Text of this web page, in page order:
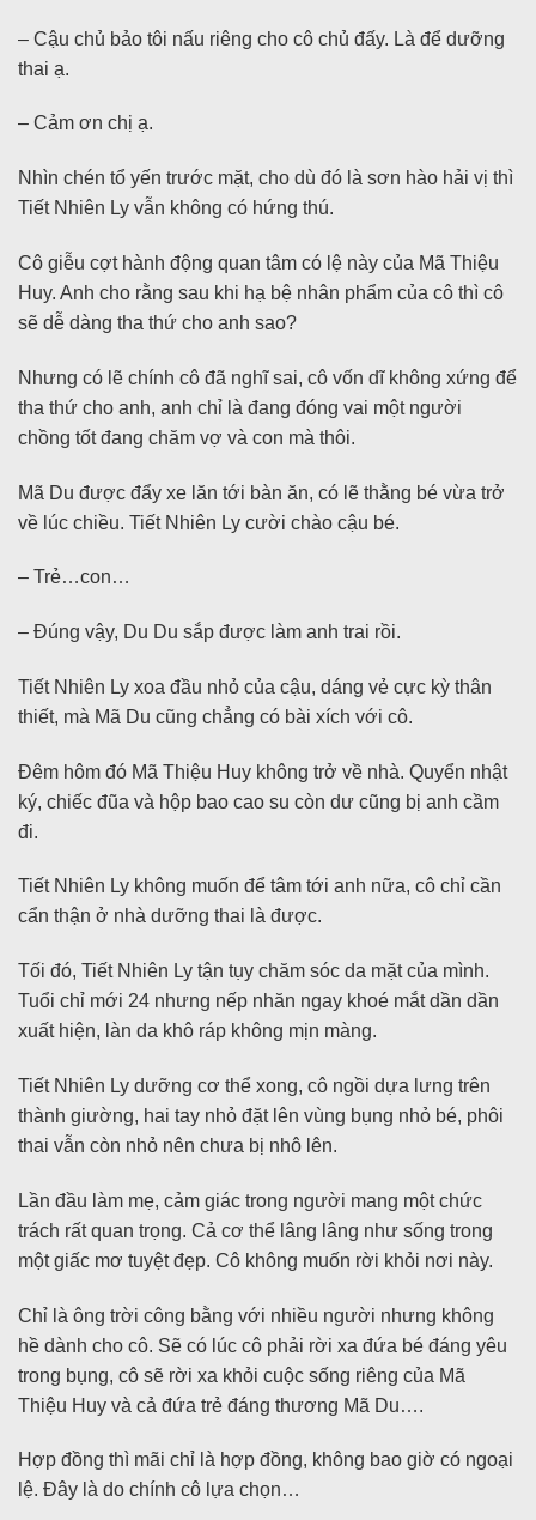
– Cậu chủ bảo tôi nấu riêng cho cô chủ đấy. Là để dưỡng
thai ạ.
– Cảm ơn chị ạ.
Nhìn chén tổ yến trước mặt, cho dù đó là sơn hào hải vị thì
Tiết Nhiên Ly vẫn không có hứng thú.
Cô giễu cợt hành động quan tâm có lệ này của Mã Thiệu
Huy. Anh cho rằng sau khi hạ bệ nhân phẩm của cô thì cô
sẽ dễ dàng tha thứ cho anh sao?
Nhưng có lẽ chính cô đã nghĩ sai, cô vốn dĩ không xứng để
tha thứ cho anh, anh chỉ là đang đóng vai một người
chồng tốt đang chăm vợ và con mà thôi.
Mã Du được đẩy xe lăn tới bàn ăn, có lẽ thằng bé vừa trở
về lúc chiều. Tiết Nhiên Ly cười chào cậu bé.
– Trẻ…con…
– Đúng vậy, Du Du sắp được làm anh trai rồi.
Tiết Nhiên Ly xoa đầu nhỏ của cậu, dáng vẻ cực kỳ thân
thiết, mà Mã Du cũng chẳng có bài xích với cô.
Đêm hôm đó Mã Thiệu Huy không trở về nhà. Quyển nhật
ký, chiếc đũa và hộp bao cao su còn dư cũng bị anh cầm
đi.
Tiết Nhiên Ly không muốn để tâm tới anh nữa, cô chỉ cần
cẩn thận ở nhà dưỡng thai là được.
Tối đó, Tiết Nhiên Ly tận tụy chăm sóc da mặt của mình.
Tuổi chỉ mới 24 nhưng nếp nhăn ngay khoé mắt dần dần
xuất hiện, làn da khô ráp không mịn màng.
Tiết Nhiên Ly dưỡng cơ thể xong, cô ngồi dựa lưng trên
thành giường, hai tay nhỏ đặt lên vùng bụng nhỏ bé, phôi
thai vẫn còn nhỏ nên chưa bị nhô lên.
Lần đầu làm mẹ, cảm giác trong người mang một chức
trách rất quan trọng. Cả cơ thể lâng lâng như sống trong
một giấc mơ tuyệt đẹp. Cô không muốn rời khỏi nơi này.
Chỉ là ông trời công bằng với nhiều người nhưng không
hề dành cho cô. Sẽ có lúc cô phải rời xa đứa bé đáng yêu
trong bụng, cô sẽ rời xa khỏi cuộc sống riêng của Mã
Thiệu Huy và cả đứa trẻ đáng thương Mã Du….
Hợp đồng thì mãi chỉ là hợp đồng, không bao giờ có ngoại
lệ. Đây là do chính cô lựa chọn…